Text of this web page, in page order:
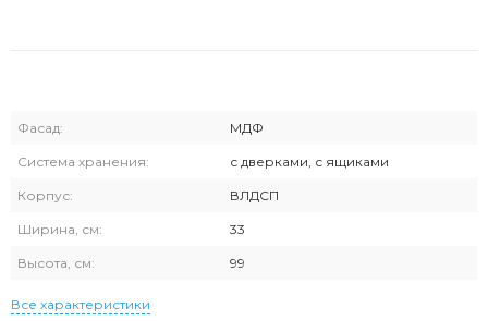
Фасад: МДФ
Система хранения: с дверками, с ящиками
Корпус: ВЛДСП
Ширина, см: 33
Высота, см: 99
Все характеристики